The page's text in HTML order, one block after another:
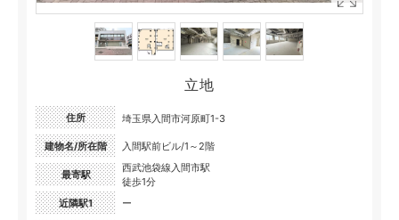
立地
住所 埼玉県入間市河原町1-3
建物名/所在階 入間駅前ビル/1～2階
最寄駅
西武池袋線入間市駅
徒歩1分
近隣駅1
ー